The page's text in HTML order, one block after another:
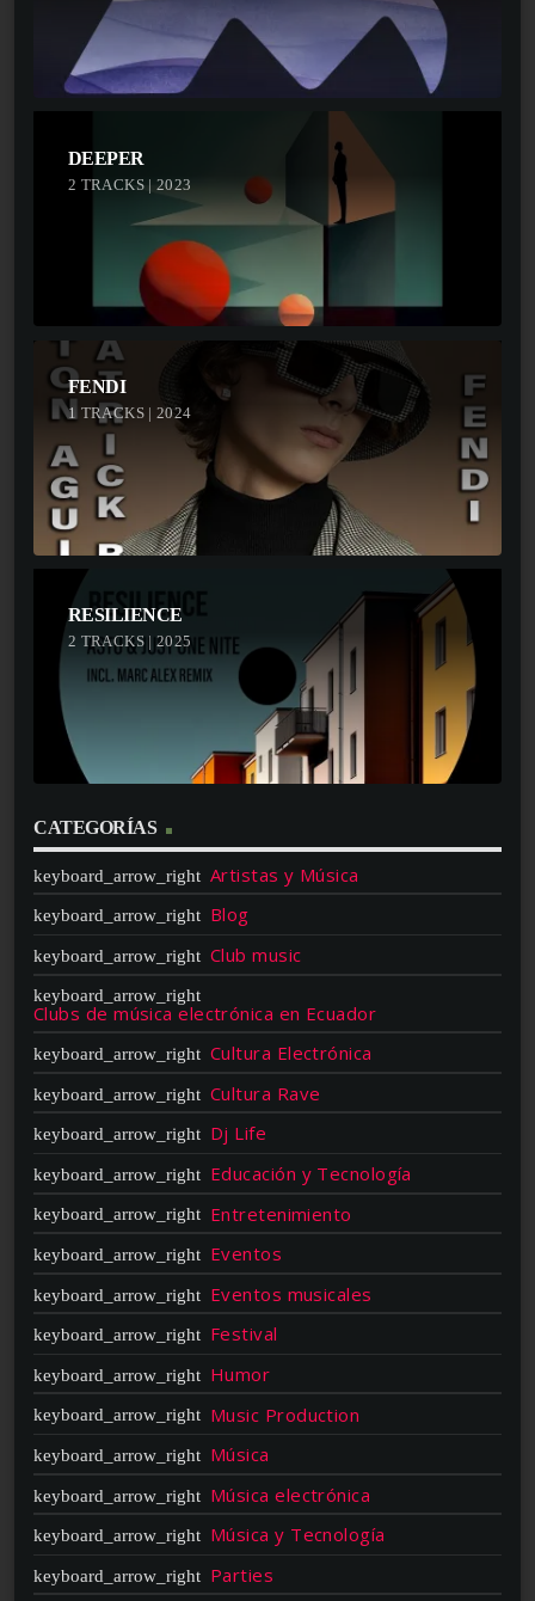
DEEPER
2 TRACKS | 2023
FENDI
1 TRACKS | 2024
RESILIENCE
2 TRACKS | 2025
CATEGORÍAS
Artistas y Música
Blog
Club music
Clubs de música electrónica en Ecuador
Cultura Electrónica
Cultura Rave
Dj Life
Educación y Tecnología
Entretenimiento
Eventos
Eventos musicales
Festival
Humor
Music Production
Música
Música electrónica
Música y Tecnología
Parties